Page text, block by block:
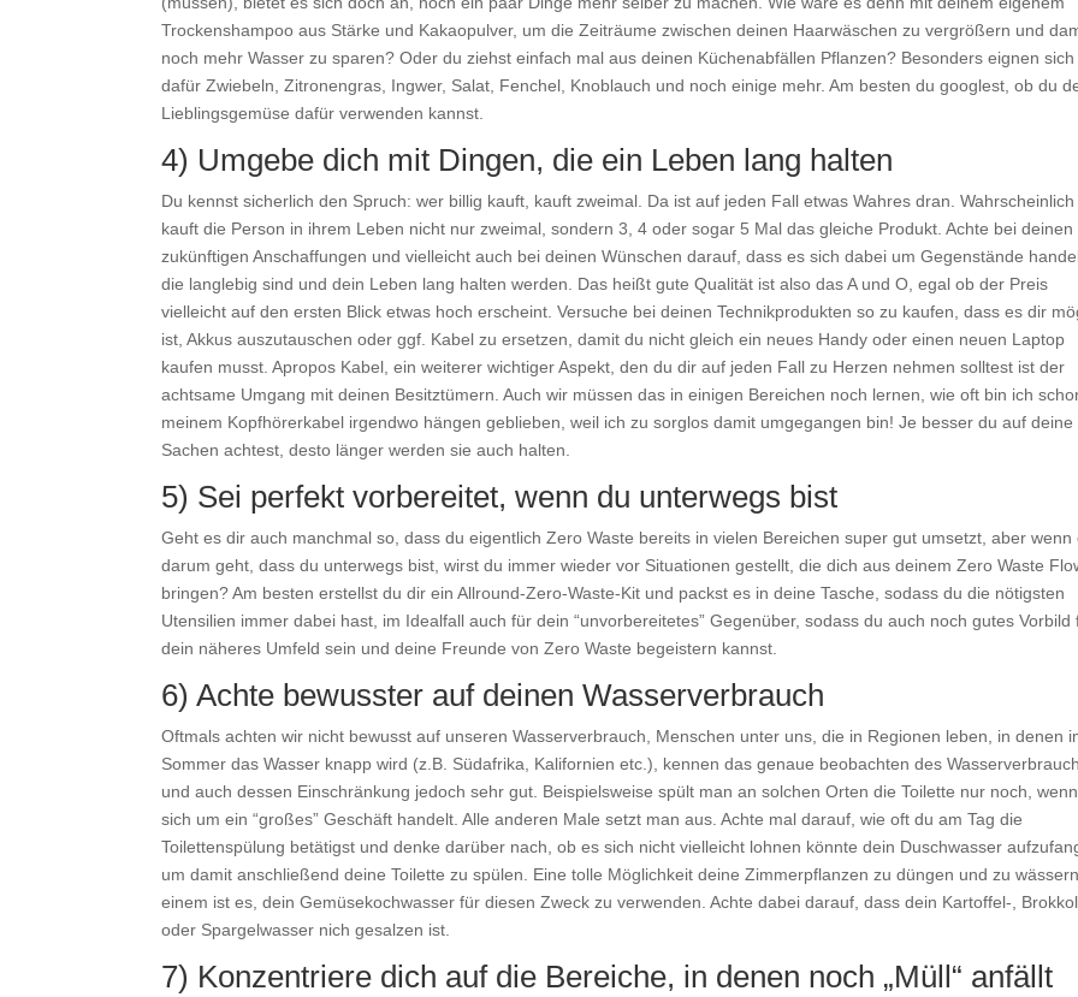
Trockenshampoo aus Stärke und Kakaopulver, um die Zeiträume zwischen deinen Haarwäschen zu vergrößern und
noch mehr Wasser zu sparen? Oder du ziehst einfach mal aus deinen Küchenabfällen Pflanzen? Besonders eignen sich
dafür Zwiebeln, Zitronengras, Ingwer, Salat, Fenchel, Knoblauch und noch einige mehr. Am besten du googlest, ob du
Lieblingsgemüse dafür verwenden kannst.
4) Umgebe dich mit Dingen, die ein Leben lang halten
Du kennst sicherlich den Spruch: wer billig kauft, kauft zweimal. Da ist auf jeden Fall etwas Wahres dran. Wahrscheinlich
kauft die Person in ihrem Leben nicht nur zweimal, sondern 3, 4 oder sogar 5 Mal das gleiche Produkt. Achte bei deinen
zukünftigen Anschaffungen und vielleicht auch bei deinen Wünschen darauf, dass es sich dabei um Gegenstände
die langlebig sind und dein Leben lang halten werden. Das heißt gute Qualität ist also das A und O, egal ob der Preis
vielleicht auf den ersten Blick etwas hoch erscheint. Versuche bei deinen Technikprodukten so zu kaufen, dass es dir
ist, Akkus auszutauschen oder ggf. Kabel zu ersetzen, damit du nicht gleich ein neues Handy oder einen neuen Laptop
kaufen musst. Apropos Kabel, ein weiterer wichtiger Aspekt, den du dir auf jeden Fall zu Herzen nehmen solltest ist der
achtsame Umgang mit deinen Besitztümern. Auch wir müssen das in einigen Bereichen noch lernen, wie oft bin ich
meinem Kopfhörerkabel irgendwo hängen geblieben, weil ich zu sorglos damit umgegangen bin! Je besser du auf deine
Sachen achtest, desto länger werden sie auch halten.
5) Sei perfekt vorbereitet, wenn du unterwegs bist
Geht es dir auch manchmal so, dass du eigentlich Zero Waste bereits in vielen Bereichen super gut umsetzt, aber wenn
darum geht, dass du unterwegs bist, wirst du immer wieder vor Situationen gestellt, die dich aus deinem Zero Waste
bringen? Am besten erstellst du dir ein Allround-Zero-Waste-Kit und packst es in deine Tasche, sodass du die nötigsten
Utensilien immer dabei hast, im Idealfall auch für dein “unvorbereitetes” Gegenüber, sodass du auch noch gutes Vorbild
dein näheres Umfeld sein und deine Freunde von Zero Waste begeistern kannst.
6) Achte bewusster auf deinen Wasserverbrauch
Oftmals achten wir nicht bewusst auf unseren Wasserverbrauch, Menschen unter uns, die in Regionen leben, in denen
Sommer das Wasser knapp wird (z.B. Südafrika, Kalifornien etc.), kennen das genaue beobachten des
und auch dessen Einschränkung jedoch sehr gut. Beispielsweise spült man an solchen Orten die Toilette nur noch,
sich um ein “großes” Geschäft handelt. Alle anderen Male setzt man aus. Achte mal darauf, wie oft du am Tag die
Toilettenspülung betätigst und denke darüber nach, ob es sich nicht vielleicht lohnen könnte dein Duschwasser
um damit anschließend deine Toilette zu spülen. Eine tolle Möglichkeit deine Zimmerpflanzen zu düngen und zu
einem ist es, dein Gemüsekochwasser für diesen Zweck zu verwenden. Achte dabei darauf, dass dein Kartoffel-,
oder Spargelwasser nich gesalzen ist.
7) Konzentriere dich auf die Bereiche, in denen noch „Müll“ anfällt